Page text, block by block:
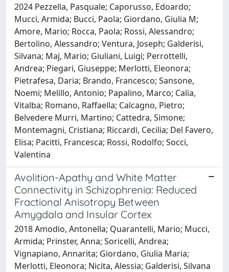
2024 Pezzella, Pasquale; Caporusso, Edoardo;
Mucci, Armida; Bucci, Paola; Giordano, Giulia M;
Amore, Mario; Rocca, Paola; Rossi, Alessandro;
Bertolino, Alessandro; Ventura, Joseph; Galderisi,
Silvana; Maj, Mario; Giuliani, Luigi; Perrottelli,
Andrea; Piegari, Giuseppe; Merlotti, Eleonora;
Pietrafesa, Daria; Brando, Francesco; Sansone,
Noemi; Melillo, Antonio; Papalino, Marco; Calia,
Vitalba; Romano, Raffaella; Calcagno, Pietro;
Belvedere Murri, Martino; Cattedra, Simone;
Montemagni, Cristiana; Riccardi, Cecilia; Del Favero,
Elisa; Pacitti, Francesca; Rossi, Rodolfo; Socci,
Valentina
Avolition-Apathy and White Matter
Connectivity in Schizophrenia: Reduced
Fractional Anisotropy Between
Amygdala and Insular Cortex
2018 Amodio, Antonella; Quarantelli, Mario; Mucci,
Armida; Prinster, Anna; Soricelli, Andrea;
Vignapiano, Annarita; Giordano, Giulia Maria;
Merlotti, Eleonora; Nicita, Alessia; Galderisi, Silvana